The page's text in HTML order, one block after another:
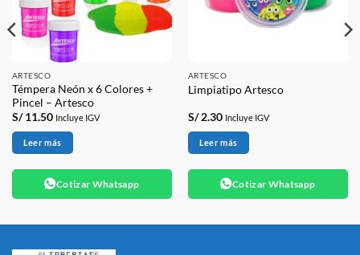
ARTESCO
Témpera Neón x 6 Colores +
Pincel – Artesco
S/11.50 Incluye IGV
Leer más
Cotizar Whatsapp
ARTESCO
Limpiatipo Artesco
S/2.30 Incluye IGV
Leer más
Cotizar Whatsapp